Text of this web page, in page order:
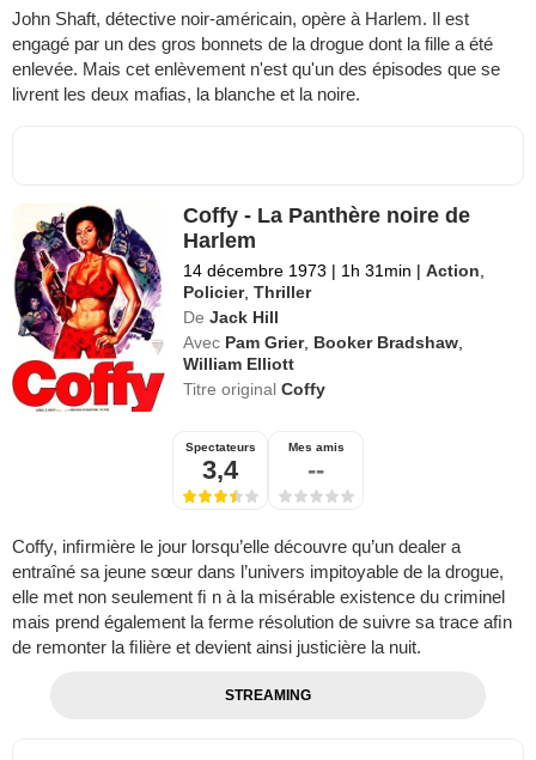
John Shaft, détective noir-américain, opère à Harlem. Il est
engagé par un des gros bonnets de la drogue dont la fille a été
enlevée. Mais cet enlèvement n'est qu'un des épisodes que se
livrent les deux mafias, la blanche et la noire.
Coffy - La Panthère noire de
Harlem
14 décembre 1973 | 1h 31min | Action
Policier,Thriller
De Jack Hill
Avec Pam Grier, Booker Bradshaw
William Elliott
Titre originalCoffy
Spectateurs
3,4
Mes amis
--
Coffy, inﬁrmière le jour lorsqu’elle découvre qu’un dealer a
entraîné sa jeune sœur dans l’univers impitoyable de la drogue,
elle met non seulement ﬁ n à la misérable existence du criminel
mais prend également la ferme résolution de suivre sa trace aﬁn
de remonter la ﬁlière et devient ainsi justicière la nuit.
STREAMING